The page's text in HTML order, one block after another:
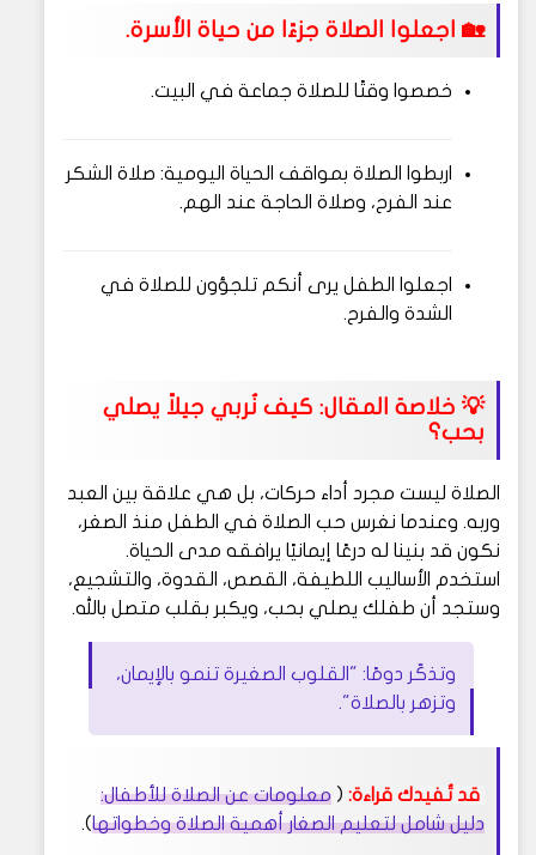
🏡 اجعلوا الصلاة جزءًا من حياة الأسرة.
خصصوا وقتًا للصلاة جماعة في البيت.
اربطوا الصلاة بمواقف الحياة اليومية: صلاة الشكر
عند الفرح، وصلاة الحاجة عند الهم.
اجعلوا الطفل يرى أنكم تلجؤون للصلاة في
الشدة والفرح.
💡 خلاصة المقال: كيف نُربي جيلاً يصلي
بحب؟
الصلاة ليست مجرد أداء حركات، بل هي علاقة بين العبد
وربه. وعندما نغرس حب الصلاة في الطفل منذ الصغر،
نكون قد بنينا له درعًا إيمانيًا يرافقه مدى الحياة.
استخدم الأساليب اللطيفة، القصص، القدوة، والتشجيع،
وستجد أن طفلك يصلي بحب، ويكبر بقلب متصل بالله.
وتذكّر دومًا: "القلوب الصغيرة تنمو بالإيمان،
وتزهر بالصلاة".
قد تُفيدك قراءة: ( معلومات عن الصلاة للأطفال:
دليل شامل لتعليم الصغار أهمية الصلاة وخطواتها).